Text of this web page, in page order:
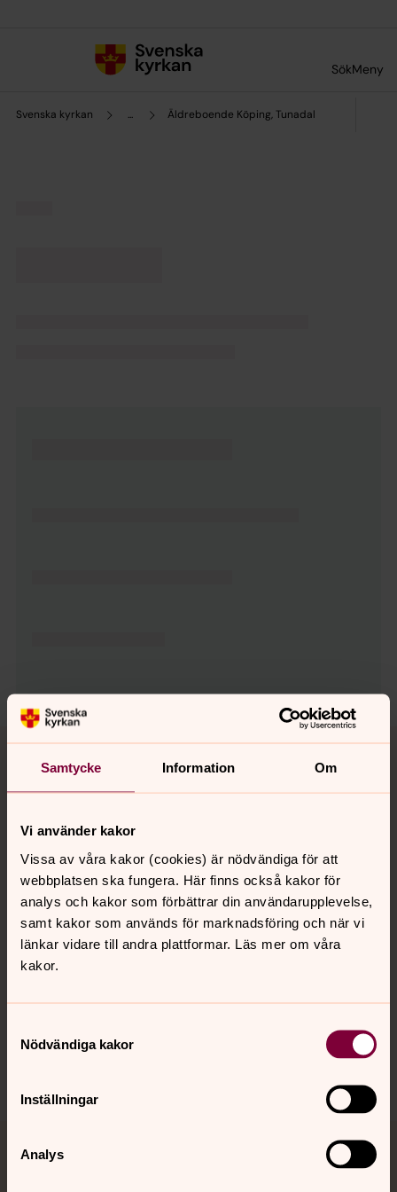
Samtycke Information Om
Vi använder kakor
Vissa av våra kakor (cookies) är nödvändiga för att
webbplatsen ska fungera. Här finns också kakor för
analys och kakor som förbättrar din användarupplevelse,
samt kakor som används för marknadsföring och när vi
länkar vidare till andra plattformar. Läs mer om våra
kakor.
Nödvändiga kakor
Inställningar
Analys
SökMeny
Svenska kyrkan ... Äldreboende Köping, Tunadal
Tillbaka till toppen
Tillbaka till innehållet
Kontakt
Kalender
Hitta snabbt
Jourhavande präst